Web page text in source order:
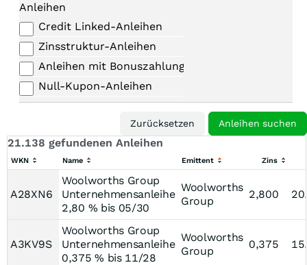
Anleihen
Credit Linked-Anleihen
Zinsstruktur-Anleihen
Anleihen mit Bonuszahlungen
Null-Kupon-Anleihen
21.138 gefundenen Anleihen
WKN Name Emittent Zins
A28XN6
Woolworths Group
Unternehmensanleihe
2,80 % bis 05/30
Woolworths
Group
2,800
A3KV9S
Woolworths Group
Unternehmensanleihe
0,375 % bis 11/28
Woolworths
Group
0,375